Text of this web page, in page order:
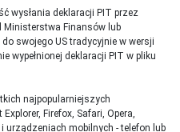
wysłania deklaracji PIT przez
Ministerstwa Finansów lub
swojego US tradycyjnie w wersji
wypełnionej deklaracji PIT w pliku
najpopularniejszych
Firefox, Safari, Opera,
urządzeniach mobilnych - telefon lub